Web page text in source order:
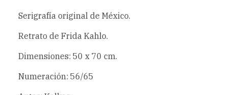
Serigrafía original de México.
Retrato de Frida Kahlo.
Dimensiones: 50 x 70 cm.
Numeración: 56/65